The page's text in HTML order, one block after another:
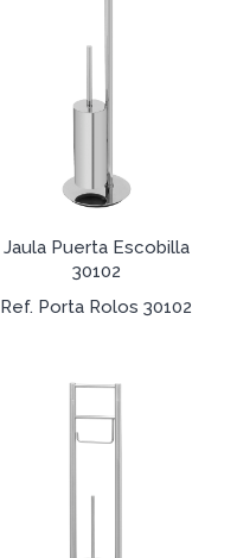
Jaula Puerta Escobilla
30102
Ref. Porta Rolos 30102